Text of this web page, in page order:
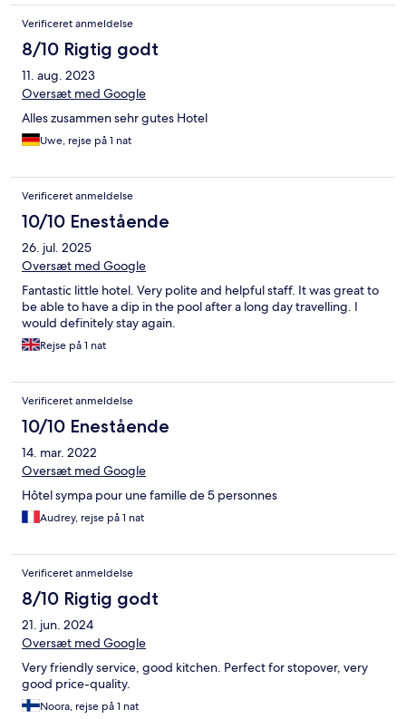
Verificeret anmeldelse
8/10 Rigtig godt
11. aug. 2023
Oversæt med Google
Alles zusammen sehr gutes Hotel
Uwe, rejse på 1 nat
Verificeret anmeldelse
10/10 Enestående
26. jul. 2025
Oversæt med Google
Fantastic little hotel. Very polite and helpful staff. It was great to
be able to have a dip in the pool after a long day travelling. I
would definitely stay again.
Rejse på 1 nat
Verificeret anmeldelse
10/10 Enestående
14. mar. 2022
Oversæt med Google
Hôtel sympa pour une famille de 5 personnes
Audrey, rejse på 1 nat
Verificeret anmeldelse
8/10 Rigtig godt
21. jun. 2024
Oversæt med Google
Very friendly service, good kitchen. Perfect for stopover, very
good price-quality.
Noora, rejse på 1 nat